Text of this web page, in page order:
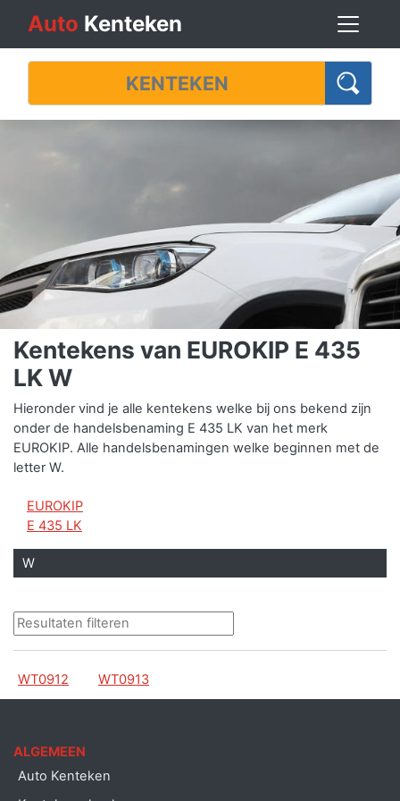
Auto Kenteken
Kentekens van EUROKIP E 435
LK W
Hieronder vind je alle kentekens welke bij ons bekend zijn
onder de handelsbenaming E 435 LK van het merk
EUROKIP. Alle handelsbenamingen welke beginnen met de
letter W.
EUROKIP
E 435 LK
W
WT0912 WT0913
ALGEMEEN
Auto Kenteken